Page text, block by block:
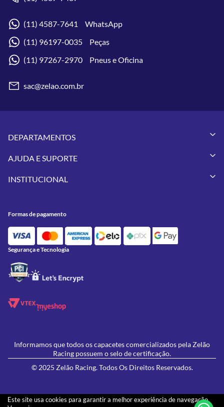
Este site usa cookies para garantir a melhor experiência de navegação.
(11) 4587-7641 WhatsApp
(11) 96197-0035 Peças
(11) 97267-2970 Pneus e Oficina
sac@zelao.com.br
DEPARTAMENTOS
Vestuários
Pneus
Utilidades
Feminino
Lançamentos
AJUDA E SUPORTE
Meus Pedidos
Política de Privacidade
Política de Campanhas e promoções
INSTITUCIONAL
Contato
Oficina/Serviços
Formas de pagamento
Segurança e Tecnologia
Informamos que todos os capacetes comercializados pela Zelão
Racing possuem o selo de certificação.
© 2025 Zelão Racing. Todos Os Direitos Reservados.